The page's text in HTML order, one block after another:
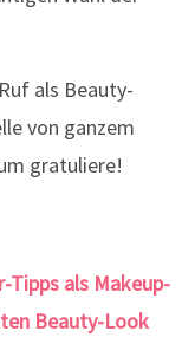
als Beauty-
von ganzem
gratuliere!
Tipps als Makeup-
Beauty-Look